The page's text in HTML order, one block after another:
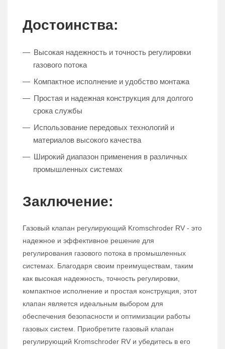
Достоинства:
Высокая надежность и точность регулировки
газового потока
Компактное исполнение и удобство монтажа
Простая и надежная конструкция для долгого
срока службы
Использование передовых технологий и
материалов высокого качества
Широкий диапазон применения в различных
промышленных системах
Заключение:
Газовый клапан регулирующий Kromschroder RV - это
надежное и эффективное решение для
регулирования газового потока в промышленных
системах. Благодаря своим преимуществам, таким
как высокая надежность, точность регулировки,
компактное исполнение и простая конструкция, этот
клапан является идеальным выбором для
обеспечения безопасности и оптимизации работы
газовых систем. Приобретите газовый клапан
регулирующий Kromschroder RV и убедитесь в его